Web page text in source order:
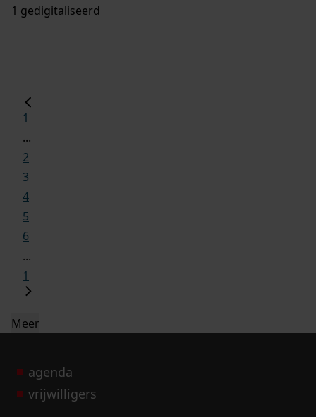
1 gedigitaliseerd
1
...
2
3
4
5
6
...
1
Meer
agenda
vrijwilligers